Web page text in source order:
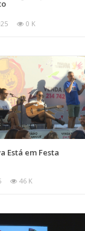
0 K
Está em Festa
46 K